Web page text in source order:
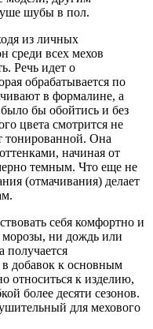
шубы в пол.
из личных
среди всех мехов
Речь идет о
обрабатывается по
в формалине, а
бы обойтись и без
цвета смотрится не
тонированной. Она
начиная от
темным. Что еще не
(отмачивания) делает
себя комфортно и
морозы, ни дождь или
получается
добавок к основным
относиться к изделию,
более десяти сезонов.
для мехового